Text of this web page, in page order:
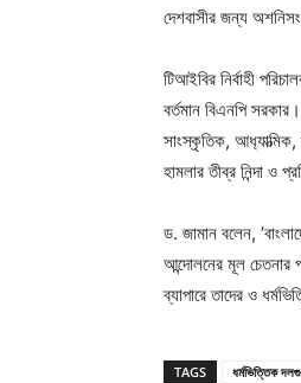
দেশবাসীর জন্য
টিআইবির নির্বাহী
বর্তমান বিএনপি
সাংস্কৃতিক, আধ‍্যাত্মিক,
হামলার তীব্র নিন্দা ও
ড. জামান বলেন,
আন্দোলনের মূল চেতনার
ব্যাপারে তাদের ও
TAGS ধর্মভিত্তিক